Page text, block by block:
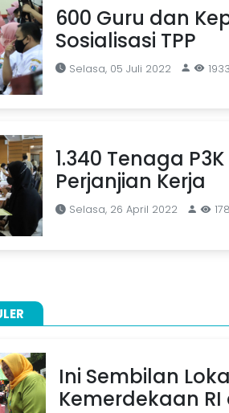
600 Guru dan
Sosialisasi TPP
Selasa, 05 Juli 2022 1933
1.340 Tenaga
Perjanjian Kerja
Selasa, 26 April 2022
Ini Sembilan
Kemerdekaan